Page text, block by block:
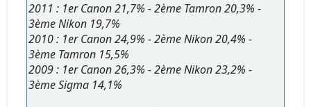
2011 : 1er Canon 21,7% - 2ème Tamron 20,3% -
3ème Nikon 19,7%
2010 : 1er Canon 24,9% - 2ème Nikon 20,4% -
3ème Tamron 15,5%
2009 : 1er Canon 26,3% - 2ème Nikon 23,2% -
3ème Sigma 14,1%